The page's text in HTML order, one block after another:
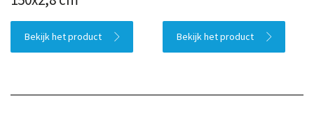
Bekijk het product Bekijk het product